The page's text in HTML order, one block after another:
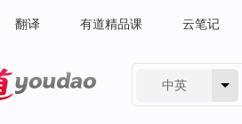
翻译 有道精品课 云笔记
中英